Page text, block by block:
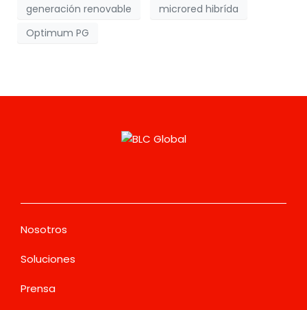
generación renovable
microred hibrída
Optimum PG
Nosotros
Soluciones
Prensa